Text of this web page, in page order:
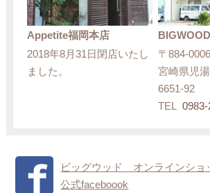
Appetite福岡本店
2018年8月31日閉店いたし
ました。
〒884-0006
宮崎県児
6651-92
TEL
ビッグウッド オンラインショ
公式faceboook